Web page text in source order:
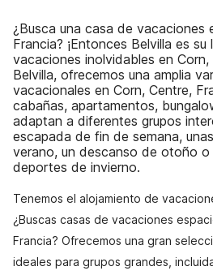
¿Busca una casa de vacaciones
Francia? ¡Entonces Belvilla es su
vacaciones inolvidables en Corn,
Belvilla, ofrecemos una amplia
vacacionales en Corn, Centre,
cabañas, apartamentos,
adaptan a diferentes grupos
escapada de fin de semana,
verano, un descanso de otoño o
deportes de invierno.
Tenemos el alojamiento de
¿Buscas casas de vacaciones
Francia? Ofrecemos una gran
ideales para grupos grandes,